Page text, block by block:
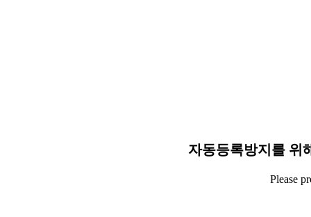
자동등록방지를 위
Please